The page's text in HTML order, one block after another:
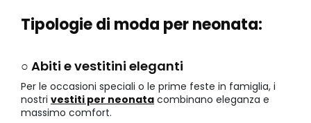
Tipologie di moda per neonata:
○ Abiti e vestitini eleganti
Per le occasioni speciali o le prime feste in famiglia, i
nostri vestiti per neonata combinano eleganza e
massimo comfort.